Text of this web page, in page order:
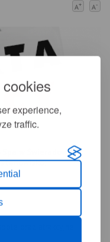
experience,
traffic.
A+ A-
w Świeradowie
oraz atrakcyjne